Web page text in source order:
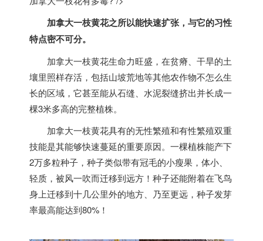
加拿大一枝黄花之所以能快速扩张，与它的习性
特点密不可分。
加拿大一枝黄花生命力旺盛，在贫瘠、干旱的土
壤里照样存活，包括山坡荒地等其他农作物不怎么生
长的区域，它甚至能从石缝、水泥裂缝挤出并长成一
棵3米多高的完整植株。
加拿大一枝黄花具有的无性繁殖和有性繁殖双重
技能是其能够快速蔓延的重要原因。一棵植株能产下
2万多粒种子，种子类似带有冠毛的小瘦果，体小、
轻质，被风一吹而迁移到远方！种子还能附着在飞鸟
身上迁移到十几公里外的地方、乃至更远，种子发芽
率最高能达到80%！